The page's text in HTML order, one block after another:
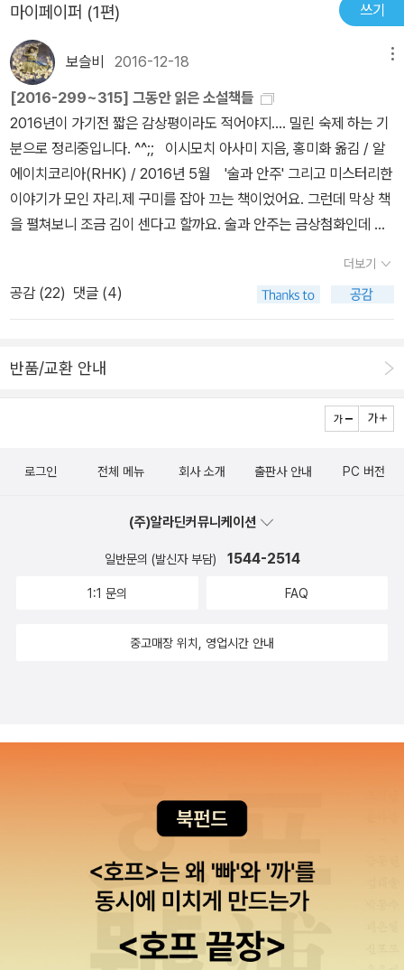
에도 법칙이 있고 언어가 있고 위계질서가 있다는 것을 알게 되었다.
아니, 오히려 우리들의 세상에서보다 강조되었다. 야만적이기 때문에
정글의 법칙이 강조되고 위험하기 때문에 핵심 언어와 신호가 필요한
것이다. 정글의 법칙은 상당히 많은 것 같다. '어느 늑대든지 일단 결
혼은 하면 자신이 속한 무리에서 떨어져 나와야 한다', '어느 어린 새
끼가 무리의 일원이 될 자격이 있느냐를 놓고 논쟁이 벌어질 경우, 무
리 중에 그 새끼의 엄마와 아빠를 제외한 둘 이상의 구성원이 그 새끼
를 변호해야 한다.' 라는 법 같은 느낌의 법칙들도 있고 '너를 살려준
종족(모글리에게는 황소)는 죽여서도, 먹어서도 안 된다.', '짖기 전에
는 법칙은 우리 사회에서보다 훨씬 더 절실하게 쓰여지는 것 같아서
정이 갔다. 핵심 언어라는 것은 도움을 요청할 때 필요한 것인데 주요
문장은 '너와 나, 우리는 한 핏줄이다'고 이것을 각기 다른 동물의 언
야 한다' 도 정글의 법칙에 들어갈 것 같은데 이것이 내가 '정글북' 에
다잡는 모습이 인간 사회와 닮았기 때문이다. 모글리는 인간이다.
설치하고 늑대를 죽이는 인간과 닮음을 부인할 수는 없다. 하지만 정
는 모글리를 구성원으로 들이기 위해 대가를 치뤘고 또 위기에서 모
비단뱀 카야까지 동원하여 해치우는 모습을 보고 감동받았고 모글리
를 위해 카야는 코가 문들어지고 바기라는 자존심을 버리고 발루는
모글리의 늑대 가족의 모습도 감동적이었다. 모글리가 인간의 마을에
위 위에 앉아있었다. 또한 아켈라는 자신을 구해준 모글리를 따르고,
있었는데 저절로 느껴지는 정과 자신의 일에 대한 책임감, 그리고 은
인을 대하는 태도 또한 인간의 모습과 닮았다. 조금 짧게 등장
정글과 인간 사회를 제대로 비교할 수 있는 곳인 것 같다. 그 때에도
모글리는 환영받는 존재는 아니었다. 하지만 메수아라는 여인이 자신
속할 수 있었다. 마치 엄마 늑대가 그랬듯이.. 시어칸이 마을에 돌아왔
마이페이퍼 (1편) 쓰기
보슬비 2016-12-18
[2016-299~315] 그동안 읽은 소설책들
2016년이 가기전 짧은 감상평이라도 적어야지.... 밀린 숙제 하는 기
분으로 정리중입니다. ^^;; 이시모치 아사미 지음, 홍미화 옮김 / 알
에이치코리아(RHK) / 2016년 5월 '술과 안주' 그리고 미스터리한
이야기가 모인 자리.제 구미를 잡아 끄는 책이었어요. 그런데 막상 책
을 펼쳐보니 조금 김이 센다고 할까요. 술과 안주는 금상첨화인데 이
지만 그래도 편한 친구와 함께하는 술자리는 즐거운법이지요. 나이가
드니 점점 소주가 별로예요. 소주를 마실거면 소맥으로 적당한 맛과
알콜을 순화시켜서 마시는데, 술값 많이 나오는 스타일인가? 하지만
주의 조합. 평소 생라면을 좋아하긴하지만, 위가 좋지 않아서 요즘은
자제하고 있는데 밤에 이 책을 읽을때 라면 뿌셔서 맥주 한잔 하고 싶
은 유혹을 뿌리치느라 혼났어요. 만약 옆에 함께 마실 친구가 있었다
것도 좋았어요. 조금 더 이야기에 리얼리티가 있었다면 더 좋았겠지
받았어요. 아무래도 나에게 '악마와 같은 두뇌를 가진자'는 셜록 한 사
람 뿐일지도... 정연 지음, 녹시 그림 / 영상출판미디어(주) / 2016
되었어요. 처음엔 시리즈니깐 4권부터 읽을 생각은 없었는데, 살펴보
완결되는 스타일이다보니 굳이 1편부터 읽지 않아도 되겠다는 생각
나 환상적인 이야기를 다시 듣는것 같아서 즐겁게 읽었습니다. 익숙
한 전설을 바탕으로 새로운 이야기를 꾸며내는것이 일본 기담집과 미
야베 미유키님의 에도시대 이야기를 만난것 같아 조금은 식상할지 모
르지만, 귀여운 책표지와 책 속의 일러스트로 부족한 부분이 보완되
는것 같아요. 그래서 조금 더 책속의 삽화가 많았으면 좋겠다는 바람
이 있습니다.^^ 여우 백란님 넘 좋아~ 프레드릭 브라운 지음, 조호
근 옮김 / 서커스(서커스출판상회) / 2016년 4월 프레드릭 브라운
더보기
공감 (22) 댓글 (4)
반품/교환 안내
로그인 전체 메뉴 회사 소개 출판사 안내 PC 버전
(주)알라딘커뮤니케이션
일반문의 (발신자 부담) 1544-2514
1:1 문의 FAQ
중고매장 위치, 영업시간 안내